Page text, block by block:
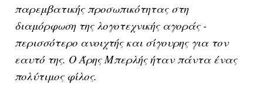
παρεμβατικής προσωπικότητας στη
διαμόρφωση της λογοτεχνικής αγοράς -
περισσότερο ανοιχτής και σίγουρης για τον
εαυτό της. Ο Άρης Μπερλής ήταν πάντα ένας
πολύτιμος φίλος.